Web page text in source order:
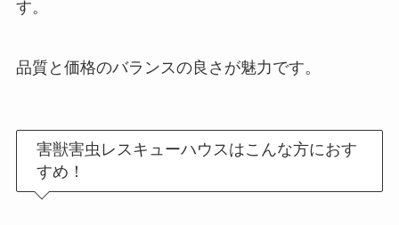
す。
品質と価格のバランスの良さが魅力です。
害獣害虫レスキューハウスはこんな方におす
すめ！